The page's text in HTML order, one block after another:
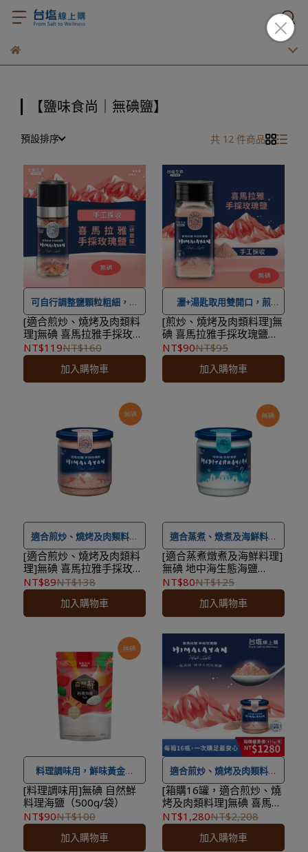
【鹽味食尚｜無碘鹽】
預設排序 共 12 件商品
可自行調整鹽顆粒粗細，用
餐儀式感，適合煎炒、燒烤
及肉類料理
★ 可宅配到府&超商取貨，
另有離島7-11超取服務。
★ 登入會員訂購，管理訂單
更方便，還可累積紅利點
數，一點抵一元
到貨時間參考 ：訂購完成
後，下個工作天出貨，出貨
達。
[適合煎炒、燒烤及肉類料
理]無碘 喜馬拉雅手採玫瑰
鹽研磨罐(100g/罐)
NT$119NT$160
加入購物車
灑+湯匙取用雙開口，煎
炒、燒烤及肉類料理
★ 可宅配到府&超商取貨，
全館滿 NT$ 1,500免運費，
★ 登入會員訂購，管理訂單
更方便，還可累積紅利點
數，一點抵一元！
到貨時間參考：訂購完成
後，下個工作天出貨，出貨
後物流預計1-3個工作天送
[煎炒、燒烤及肉類料理]無
碘 喜馬拉雅手採玫瑰鹽
(125g/罐，鹽灑罐裝)
NT$90NT$95
加入購物車
適合煎炒、燒烤及肉類料理
★ 可宅配到府&超商取貨，
全館滿 NT$ 1,500免運費，
另有離島7-11超取服務
累積紅利點
數，一點抵一元！
到貨時間參考：訂購完成
後，下個工作天出貨，出貨
後物流預計1-3個工作天送
達。
[適合煎炒、燒烤及肉類料
理]無碘 喜馬拉雅手採玫瑰
鹽（450g/罐）
NT$89NT$138
加入購物車
適合蒸煮、燉煮及海鮮料理
★ 可宅配到府&超商取貨，
全館滿 NT$ 1,500免運費，
另有離島7-11超取服務
更方便，還可
累積紅利點
數，一點抵一元！
到貨時間參考：訂購完成
後，下個工作天出貨，出貨
後物流預計1-3個工作天送
達。
[適合蒸煮燉煮及海鮮料理]
無碘 地中海生態海鹽
（450g/罐）
NT$80NT$125
加入購物車
料理調味用，鮮味黃金比
例，一匙美味
★ 可宅配到府&超商取貨，
全館滿 NT$ 1,500免運費，
[料理調味用]無碘 自然鮮
料理海鹽（500g/袋）
NT$90NT$100
加入購物車
適合煎炒、燒烤及肉類料理
★本商品恕不配合下單禮、
滿額贈＆加價購。
★ 工廠直送宅配到府，無超
[箱購16罐，適合煎炒、燒
烤及肉類料理]無碘 喜馬拉
雅手採玫瑰鹽（450g/罐）
x16罐
NT$1,280NT$2,208
加入購物車